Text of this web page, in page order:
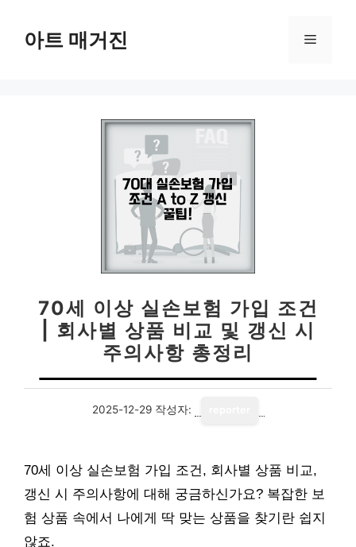
아트 매거진 메
70세 이상 실손보험 가입 조건
| 회사별 상품 비교 및 갱신 시
주의사항 총정리
2025-12-29 작성자:
70세 이상 실손보험 가입 조건, 회사별 상품 비교,
갱신 시 주의사항에 대해 궁금하신가요? 복잡한 보
험 상품 속에서 나에게 딱 맞는 상품을 찾기란 쉽지
않죠.